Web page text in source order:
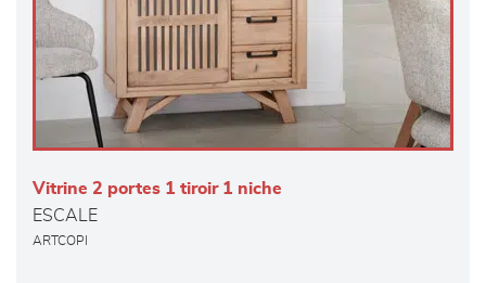
Vitrine 2 portes 1 tiroir 1 niche
ESCALE
ARTCOPI